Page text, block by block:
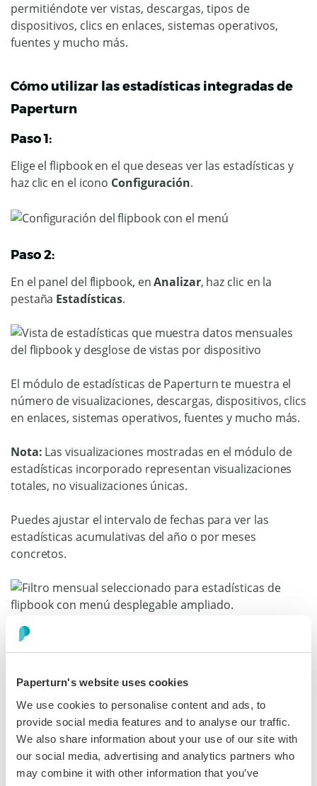
Paperturn's website uses cookies
We use cookies to personalise content and ads, to
provide social media features and to analyse our traffic.
We also share information about your use of our site with
our social media, advertising and analytics partners who
may combine it with other information that you’ve
permitiéndote ver vistas, descargas, tipos de
dispositivos, clics en enlaces, sistemas operativos,
fuentes y mucho más.
Cómo utilizar las estadísticas integradas de
Paperturn
Paso 1:
Elige el flipbook en el que deseas ver las estadísticas y
haz clic en el icono Configuración.
Paso 2:
En el panel del flipbook, enAnalizar, haz clic en la
pestaña Estadísticas.
El módulo de estadísticas de Paperturn te muestra el
número de visualizaciones, descargas, dispositivos, clics
en enlaces, sistemas operativos, fuentes y mucho más.
Nota: Las visualizaciones mostradas en el módulo de
estadísticas incorporado representan visualizaciones
totales, no visualizaciones únicas.
Puedes ajustar el intervalo de fechas para ver las
estadísticas acumulativas del año o por meses
concretos.
Cómo descargar las estadísticas de tu
Puedes descargar los datos del módulo de estadísticas
integrado de Paperturn en un PDF prediseñado o en un
archivo CSV, lo que facilita la presentación del
rendimiento de tu flipbook a otros departamentos o en
reuniones de liderazgo.